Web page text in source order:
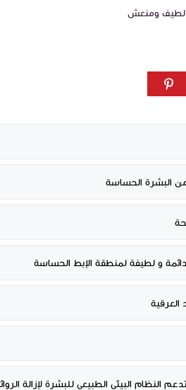
من البشرة الحساسة
دائمة و لطيفة لمنطقة الإبط الحساسة
العرقية